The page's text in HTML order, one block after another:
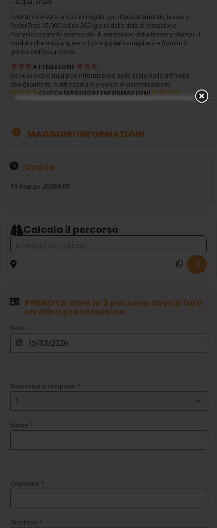
Evento riservato ai soci in regola con il tesseramento, tessera
FederTrek 15,00€ valida 365 giorni dalla data di emissione.
Per velocizzare le operazioni di emissione della tessera stampa il
modulo che trovi a questo link e portalo compilato e firmato il
giorno dell’escursione.
ATTENZIONE
Se vuoi avere maggiori informazioni sulla scale delle difficoltà,
abbigliamento e attrezzatura e quote di partecipazione
CLICCA MAGGIORI INFORMAZIONI
MAGGIORI INFORMAZIONI
Orario
15 marzo 20269:00
Calcola il percorso
Address - L'ABBAZIA DI FOSSANOVA SULLA FRANCIGENA E LA
PRENOTA oltre le 5 persone dovrai fare
un'altra prenotazione
Data
Numero partecipanti *
1
Nome *
Cognome *
Telefono *